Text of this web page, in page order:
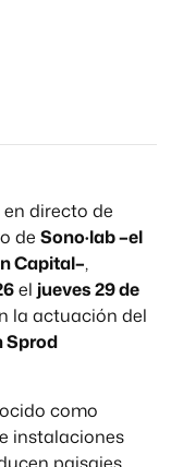
directo de
de Sono·lab –el
Capital–,
el jueves 29 de
la actuación del
Sprod
como
instalaciones
paisajes